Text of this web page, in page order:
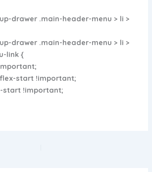
drawer .main-header-menu > li >
drawer .main-header-menu > li >
link {
start !important;
start !important;